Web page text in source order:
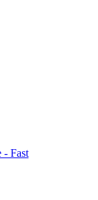
- Fast